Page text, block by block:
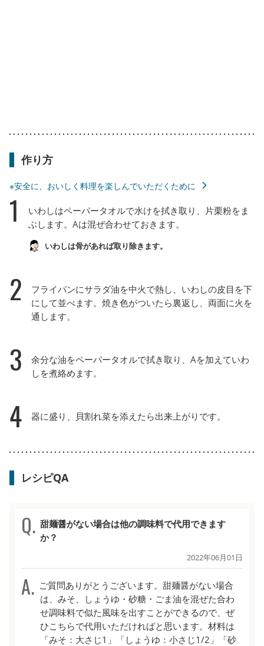
作り方
※安全に、おいしく料理を楽しんでいただくために
1
いわしはペーパータオルで水けを拭き取り、片栗粉をま
ぶします。Aは混ぜ合わせておきます。
いわしは骨があれば取り除きます。
2
フライパンにサラダ油を中火で熱し、いわしの皮目を下
にして並べます。焼き色がついたら裏返し、両面に火を
通します。
3
余分な油をペーパータオルで拭き取り、Aを加えていわ
しを煮絡めます。
4 器に盛り、貝割れ菜を添えたら出来上がりです。
レシピQA
甜麺醤がない場合は他の調味料で代用できます
か？
2022年06月01日
ご質問ありがとうございます。甜麺醤がない場合
は、みそ、しょうゆ・砂糖・ごま油を混ぜた合わ
せ調味料で似た風味を出すことができるので、ぜ
ひこちらで代用いただければと思います。材料は
「みそ：大さじ1」「しょうゆ：小さじ1/2」「砂